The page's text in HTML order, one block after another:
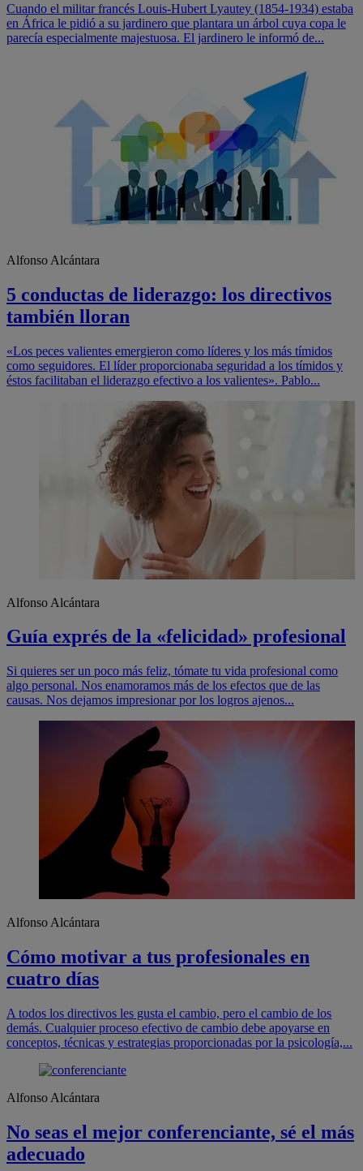
Cuando el militar francés Louis-Hubert Lyautey (1854-1934) estaba
en África le pidió a su jardinero que plantara un árbol cuya copa le
parecía especialmente majestuosa. El jardinero le informó de...
Alfonso Alcántara
5 conductas de liderazgo: los directivos
también lloran
«Los peces valientes emergieron como líderes y los más tímidos
como seguidores. El líder proporcionaba seguridad a los tímidos y
éstos facilitaban el liderazgo efectivo a los valientes». Pablo...
Alfonso Alcántara
Guía exprés de la «felicidad» profesional
Si quieres ser un poco más feliz, tómate tu vida profesional como
algo personal. Nos enamoramos más de los efectos que de las
causas. Nos dejamos impresionar por los logros ajenos...
Alfonso Alcántara
Cómo motivar a tus profesionales en
cuatro días
A todos los directivos les gusta el cambio, pero el cambio de los
demás. Cualquier proceso efectivo de cambio debe apoyarse en
conceptos, técnicas y estrategias proporcionadas por la psicología,...
Alfonso Alcántara
No seas el mejor conferenciante, sé el más
adecuado